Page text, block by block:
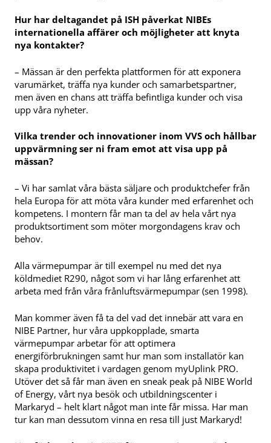
Hur har deltagandet på ISH påverkat NIBEs
internationella affärer och möjligheter att knyta
nya kontakter?
– Mässan är den perfekta plattformen för att exponera
varumärket, träffa nya kunder och samarbetspartner,
men även en chans att träffa befintliga kunder och visa
upp våra nyheter.
Vilka trender och innovationer inom VVS och hållbar
uppvärmning ser ni fram emot att visa upp på
mässan?
– Vi har samlat våra bästa säljare och produktchefer från
hela Europa för att möta våra kunder med erfarenhet och
kompetens. I montern får man ta del av hela vårt nya
produktsortiment som möter morgondagens krav och
behov.
Alla värmepumpar är till exempel nu med det nya
köldmediet R290, något som vi har lång erfarenhet att
arbeta med från våra frånluftsvärmepumpar (sen 1998).
Man kommer även få ta del vad det innebär att vara en
NIBE Partner, hur våra uppkopplade, smarta
värmepumpar arbetar för att optimera
energiförbrukningen samt hur man som installatör kan
skapa produktivitet i vardagen genom myUplink PRO.
Utöver det så får man även en sneak peak på NIBE World
of Energy, vårt nya besök och utbildningscenter i
Markaryd – helt klart något man inte får missa. Har man
tur kan man dessutom vinna en resa till just Markaryd!